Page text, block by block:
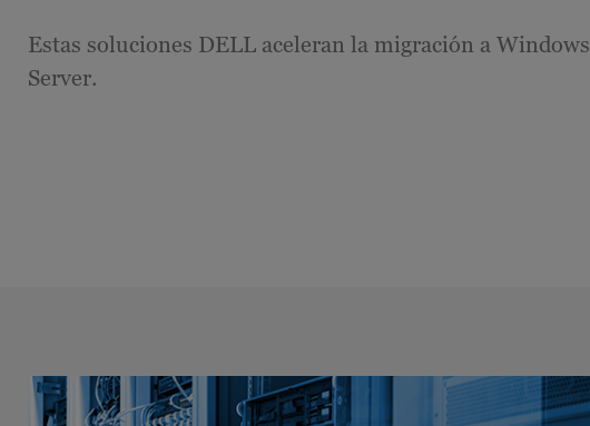
Estas soluciones DELL aceleran la migración a Windows
Server.